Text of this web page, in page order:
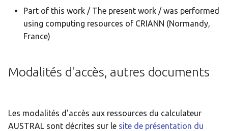
Part of this work / The present work / was performed
using computing resources of CRIANN (Normandy,
France)
Modalités d'accès, autres documents
Les modalités d'accès aux ressources du calculateur
AUSTRAL sont décrites sur le site de présentation du